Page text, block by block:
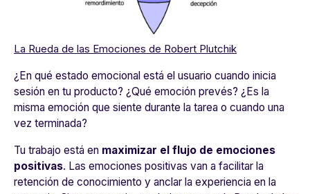
La Rueda de las Emociones de Robert Plutchik
¿En qué estado emocional está el usuario cuando inicia
sesión en tu producto? ¿Qué emoción prevés? ¿Es la
misma emoción que siente durante la tarea o cuando una
vez terminada?
Tu trabajo está en maximizar el flujo de emociones
positivas. Las emociones positivas van a facilitar la
retención de conocimiento y anclar la experiencia en la